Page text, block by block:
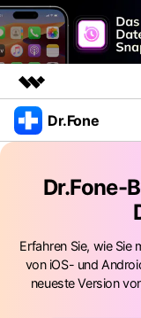
Top-Produkte
Dienstprogramme
Überblick
Presseraum
Dr.Fone
Alles-in-einem-
Weitere Tools und
Full Toolkit anzeigen
Entdecken Sie
Lernen und
Ressourcen &
Dr.Fone-
Erfahren Sie, wie Sie
von iOS- und
neueste Version